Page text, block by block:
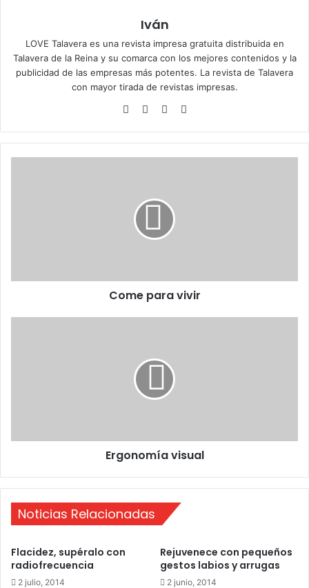
Iván
LOVE Talavera es una revista impresa gratuita distribuida en
Talavera de la Reina y su comarca con los mejores contenidos y la
publicidad de las empresas más potentes. La revista de Talavera
con mayor tirada de revistas impresas.
Siti
we
b
Fa
bo
ok
X
ra
m
v
Come para vivir
a
l
Ergonomía visual
Noticias Relacionadas
Flacidez, supéralo con
radiofrecuencia
2 julio, 2014
Rejuvenece con pequeños
gestos labios y arrugas
2 junio, 2014